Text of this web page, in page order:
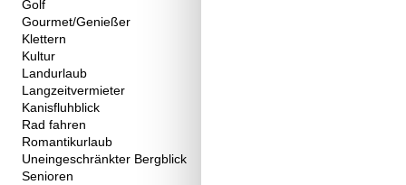
Golf
Gourmet/Genießer
Klettern
Kultur
Landurlaub
Langzeitvermieter
Kanisfluhblick
Rad fahren
Romantikurlaub
Uneingeschränkter Bergblick
Senioren